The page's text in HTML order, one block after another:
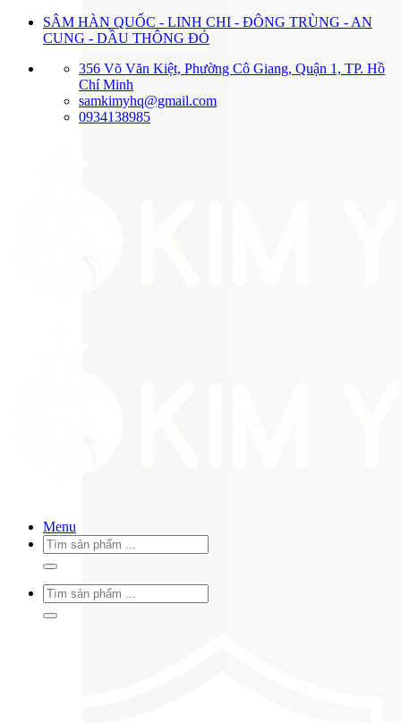
dung
SÂM HÀN QUỐC - LINH CHI - ĐÔNG TRÙNG - AN
CUNG - DẦU THÔNG ĐỎ
356 Võ Văn Kiệt, Phường Cô Giang, Quận 1, TP. Hồ
Chí Minh
samkimyhq@gmail.com
0934138985
Menu
Tìm
kiếm:
Tìm
kiếm: